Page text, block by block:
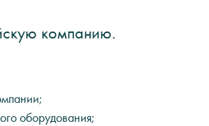
компанию.
оборудования;